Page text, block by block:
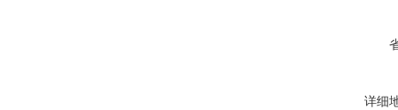
详细